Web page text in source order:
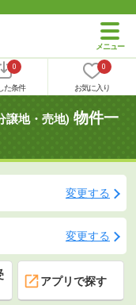
0
た条件
0
お気に入り
譲地・売地) 物件一
変更する
変更する
アプリで探す